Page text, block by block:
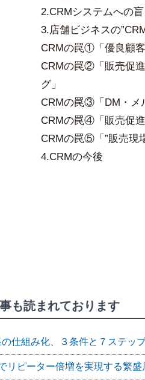
2.CRMシステムへの
3.店舗ビジネスの
CRMの罠①「優良顧客
CRMの罠②「販売促
グ」
CRMの罠③「DM・メ
CRMの罠④「販売促
CRMの罠⑤「”販売現
4.CRMの今後
も読まれております
仕組み化、３条件と７ステッ
リピーター倍増を実現する繁